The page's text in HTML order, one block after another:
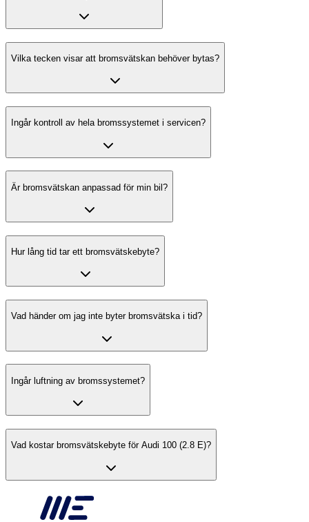
Vilka tecken visar att bromsvätskan behöver bytas?
Ingår kontroll av hela bromssystemet i servicen?
Är bromsvätskan anpassad för min bil?
Hur lång tid tar ett bromsvätskebyte?
Vad händer om jag inte byter bromsvätska i tid?
Ingår luftning av bromssystemet?
Vad kostar bromsvätskebyte för Audi 100 (2.8 E)?